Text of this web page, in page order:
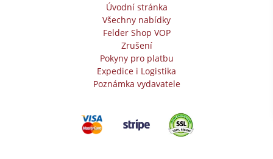
Úvodní stránka
Všechny nabídky
Felder Shop VOP
Zrušení
Pokyny pro platbu
Expedice i Logistika
Poznámka vydavatele